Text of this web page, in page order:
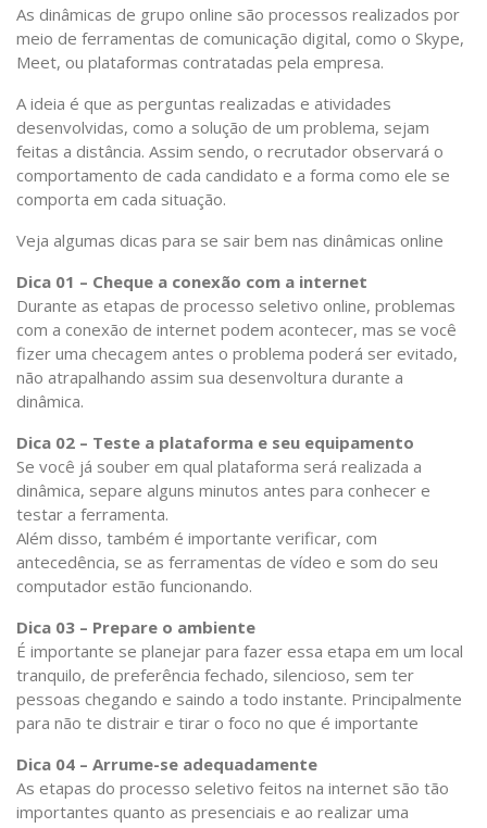
As dinâmicas de grupo online são processos realizados por
meio de ferramentas de comunicação digital, como o Skype,
Meet, ou plataformas contratadas pela empresa.
A ideia é que as perguntas realizadas e atividades
desenvolvidas, como a solução de um problema, sejam
feitas a distância. Assim sendo, o recrutador observará o
comportamento de cada candidato e a forma como ele se
comporta em cada situação.
Veja algumas dicas para se sair bem nas dinâmicas online
Dica 01 – Cheque a conexão com a internet
Durante as etapas de processo seletivo online, problemas
com a conexão de internet podem acontecer, mas se você
fizer uma checagem antes o problema poderá ser evitado,
não atrapalhando assim sua desenvoltura durante a
dinâmica.
Dica 02 – Teste a plataforma e seu equipamento
Se você já souber em qual plataforma será realizada a
dinâmica, separe alguns minutos antes para conhecer e
testar a ferramenta.
Além disso, também é importante verificar, com
antecedência, se as ferramentas de vídeo e som do seu
computador estão funcionando.
Dica 03 – Prepare o ambiente
É importante se planejar para fazer essa etapa em um local
tranquilo, de preferência fechado, silencioso, sem ter
pessoas chegando e saindo a todo instante. Principalmente
para não te distrair e tirar o foco no que é importante
Dica 04 – Arrume-se adequadamente
As etapas do processo seletivo feitos na internet são tão
importantes quanto as presenciais e ao realizar uma